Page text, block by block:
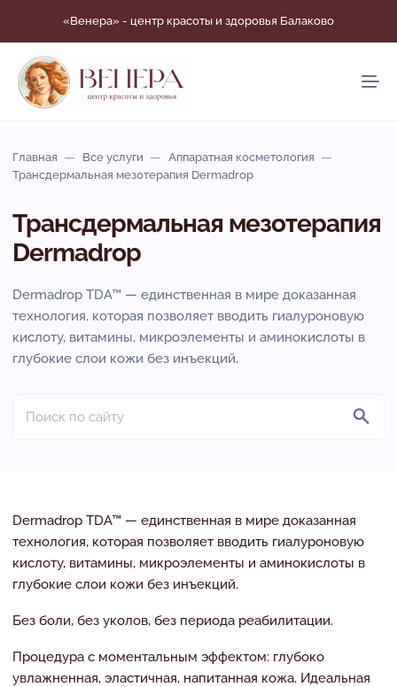
«Венера» - центр красоты и здоровья Балаково
Главная Все услуги
Аппаратная косметология
Трансдермальная мезотерапия Dermadrop
Трансдермальная мезотерапия
Dermadrop
Dermadrop TDA™ — единственная в мире доказанная
технология, которая позволяет вводить гиалуроновую
кислоту, витамины, микроэлементы и аминокислоты в
глубокие слои кожи без инъекций.
Dermadrop TDA™ — единственная в мире доказанная
технология, которая позволяет вводить гиалуроновую
кислоту, витамины, микроэлементы и аминокислоты в
глубокие слои кожи без инъекций.
Без боли, без уколов, без периода реабилитации.
Процедура с моментальным эффектом: глубоко
увлажненная, эластичная, напитанная кожа. Идеальная